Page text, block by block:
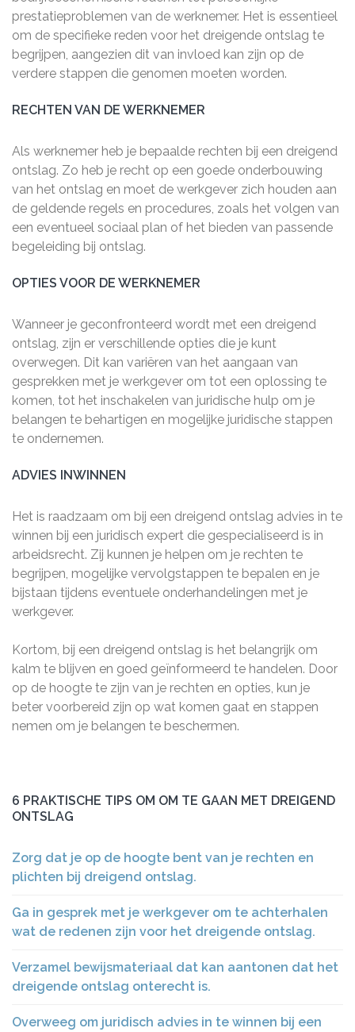
prestatieproblemen van de werknemer. Het is essentieel
om de specifieke reden voor het dreigende ontslag te
begrijpen, aangezien dit van invloed kan zijn op de
verdere stappen die genomen moeten worden.
RECHTEN VAN DE WERKNEMER
Als werknemer heb je bepaalde rechten bij een dreigend
ontslag. Zo heb je recht op een goede onderbouwing
van het ontslag en moet de werkgever zich houden aan
de geldende regels en procedures, zoals het volgen van
een eventueel sociaal plan of het bieden van passende
begeleiding bij ontslag.
OPTIES VOOR DE WERKNEMER
Wanneer je geconfronteerd wordt met een dreigend
ontslag, zijn er verschillende opties die je kunt
overwegen. Dit kan variëren van het aangaan van
gesprekken met je werkgever om tot een oplossing te
komen, tot het inschakelen van juridische hulp om je
belangen te behartigen en mogelijke juridische stappen
te ondernemen.
ADVIES INWINNEN
Het is raadzaam om bij een dreigend ontslag advies in te
winnen bij een juridisch expert die gespecialiseerd is in
arbeidsrecht. Zij kunnen je helpen om je rechten te
begrijpen, mogelijke vervolgstappen te bepalen en je
bijstaan tijdens eventuele onderhandelingen met je
werkgever.
Kortom, bij een dreigend ontslag is het belangrijk om
kalm te blijven en goed geïnformeerd te handelen. Door
op de hoogte te zijn van je rechten en opties, kun je
beter voorbereid zijn op wat komen gaat en stappen
nemen om je belangen te beschermen.
6 PRAKTISCHE TIPS OM OM TE GAAN MET DREIGEND
ONTSLAG
Zorg dat je op de hoogte bent van je rechten en
plichten bij dreigend ontslag.
Ga in gesprek met je werkgever om te achterhalen
wat de redenen zijn voor het dreigende ontslag.
Verzamel bewijsmateriaal dat kan aantonen dat het
dreigende ontslag onterecht is.
Overweeg om juridisch advies in te winnen bij een